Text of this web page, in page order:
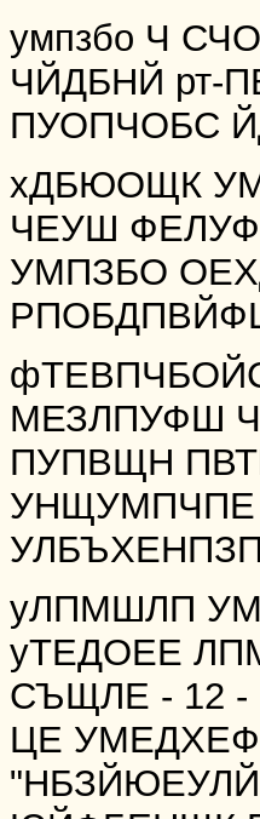
умпзбо Ч
ЧЙДБНЙ рт-
ПУОПЧОБС
хДБЮОЩК
ЧЕУШ
УМПЗБО
МЕЗЛПУФШ
ПУПВЩН
уЛПМШЛП
уТЕДОЕЕ
СЪЩЛЕ - 12
ЦЕ